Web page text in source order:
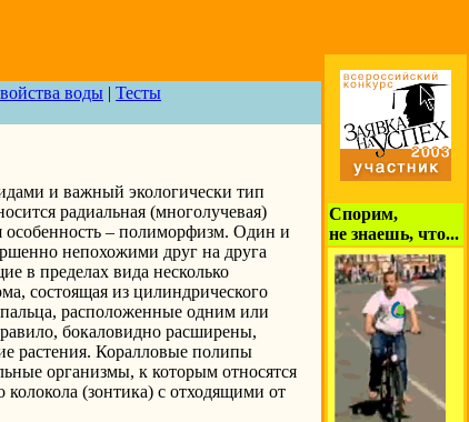
воды | Тесты
и важный экологически тип
радиальная (многолучевая)
особенность – полиморфизм. Один и
непохожими друг на друга
в пределах вида несколько
состоящая из цилиндрического
расположенные одним или
бокаловидно расширены,
растения. Коралловые полипы
организмы, к которым относятся
(зонтика) с отходящими от
Спорим,
не знаешь, что...